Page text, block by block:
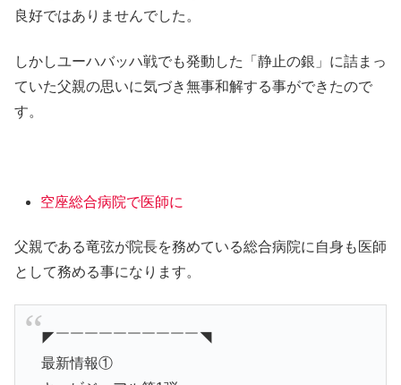
良好ではありませんでした。
しかしユーハバッハ戦でも発動した「静止の銀」に詰まっ
ていた父親の思いに気づき無事和解する事ができたので
す。
空座総合病院で医師に
父親である竜弦が院長を務めている総合病院に自身も医師
として務める事になります。
◤￣￣￣￣￣￣￣￣￣￣◥
最新情報①